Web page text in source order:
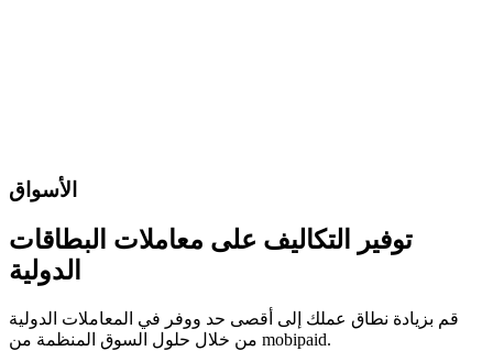
الأسواق
توفير التكاليف على معاملات البطاقات
الدولية
قم بزيادة نطاق عملك إلى أقصى حد ووفر في المعاملات الدولية
من خلال حلول السوق المنظمة من mobipaid.